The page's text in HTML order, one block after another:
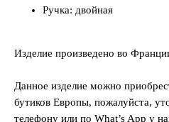
Ручка: двойная
Изделие произведено во
Данное изделие можно
бутиков Европы, пожалуйста,
телефону или по What’s App у